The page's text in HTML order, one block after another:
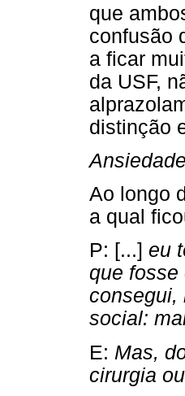
que
confusão
a ficar
da USF,
distinção
Ansiedade
Ao longo
a qual
P: [...] eu
que fosse
consegui,
social:
E: Mas,
cirurgia